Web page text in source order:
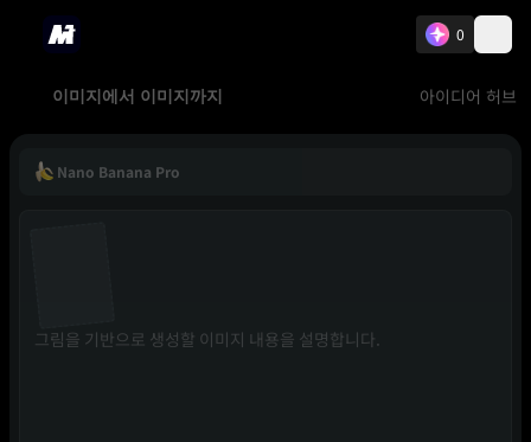
0
이미지에서 이미지까지 아이디어 허브
Nano Banana Pro